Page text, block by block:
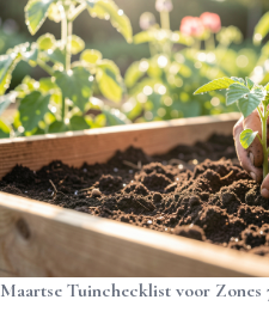
Maartse Tuinchecklist voor Zones